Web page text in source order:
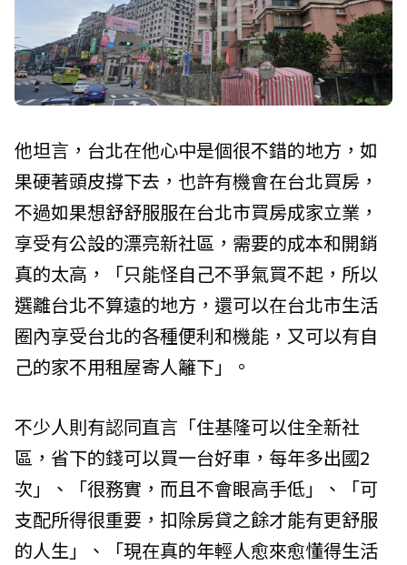
他坦言，台北在他心中是個很不錯的地方，如
果硬著頭皮撐下去，也許有機會在台北買房，
不過如果想舒舒服服在台北市買房成家立業，
享受有公設的漂亮新社區，需要的成本和開銷
真的太高，「只能怪自己不爭氣買不起，所以
選離台北不算遠的地方，還可以在台北市生活
圈內享受台北的各種便利和機能，又可以有自
己的家不用租屋寄人籬下」。
不少人則有認同直言「住基隆可以住全新社
區，省下的錢可以買一台好車，每年多出國2
次」、「很務實，而且不會眼高手低」、「可
支配所得很重要，扣除房貸之餘才能有更舒服
的人生」、「現在真的年輕人愈來愈懂得生活